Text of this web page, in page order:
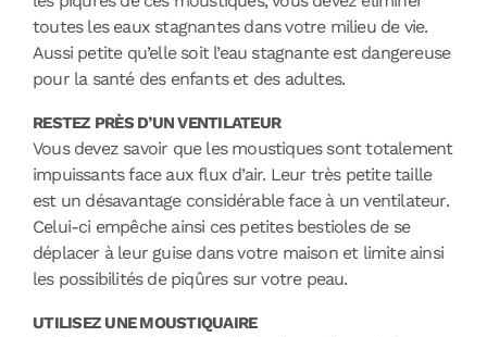
toutes les eaux stagnantes dans votre milieu de vie.
Aussi petite qu’elle soit l’eau stagnante est dangereuse
pour la santé des enfants et des adultes.
RESTEZ PRÈS D’UN VENTILATEUR
Vous devez savoir que les moustiques sont totalement
impuissants face aux flux d’air. Leur très petite taille
est un désavantage considérable face à un ventilateur.
Celui-ci empêche ainsi ces petites bestioles de se
déplacer à leur guise dans votre maison et limite ainsi
les possibilités de piqûres sur votre peau.
UTILISEZ UNE MOUSTIQUAIRE